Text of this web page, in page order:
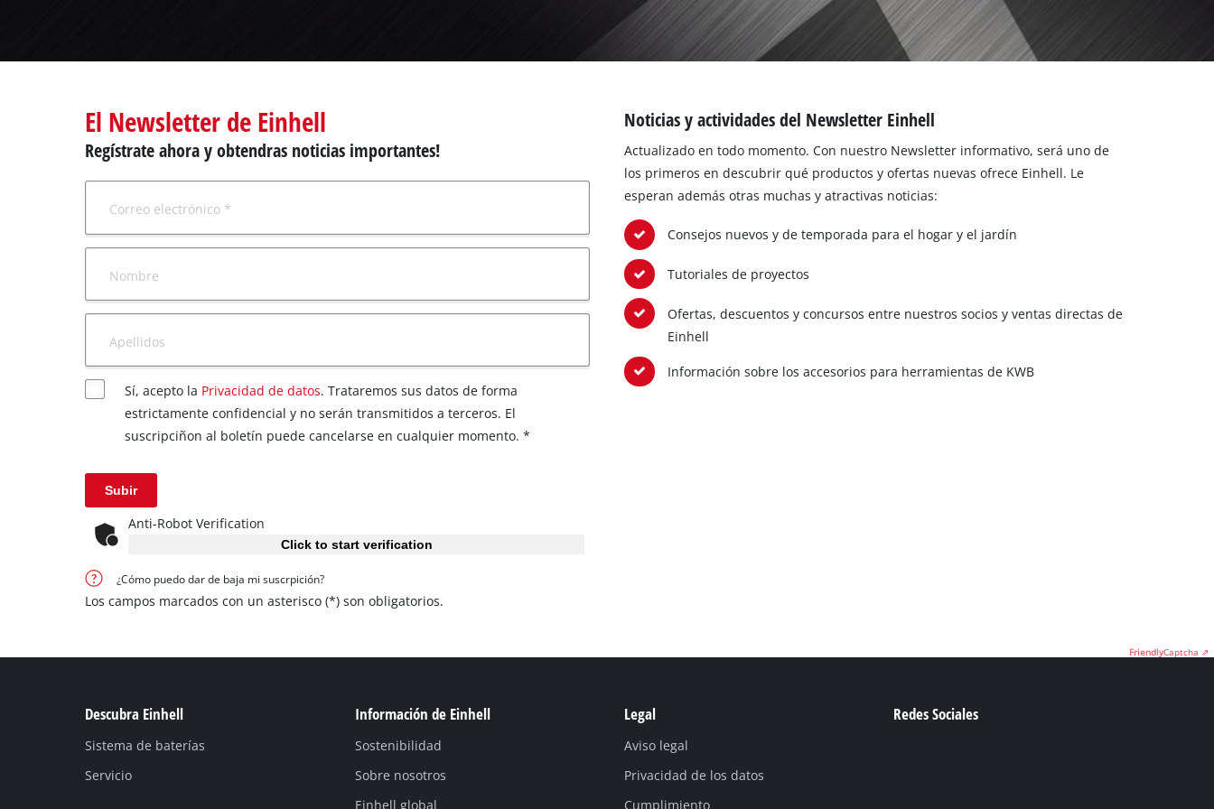
Aspiradoras de húmedo/seco
Impacto destornilladores
El Newsletter de Einhell
Regístrate ahora y obtendras noticias importantes!
Correo electrónico *
Nombre
Apellidos
Sí, acepto la Privacidad de datos. Trataremos sus datos de forma
estrictamente confidencial y no serán transmitidos a terceros. El
suscripciñon al boletín puede cancelarse en cualquier momento. *
Subir
Anti-Robot Verification
Click to start verification
FriendlyCaptcha ⇗
¿Cómo puedo dar de baja mi suscrpición?
Los campos marcados con un asterisco (*) son obligatorios.
Noticias y actividades del Newsletter Einhell
Actualizado en todo momento. Con nuestro Newsletter informativo, será uno de
los primeros en descubrir qué productos y ofertas nuevas ofrece Einhell. Le
esperan además otras muchas y atractivas noticias:
Consejos nuevos y de temporada para el hogar y el jardín
Tutoriales de proyectos
Ofertas, descuentos y concursos entre nuestros socios y ventas directas de
Einhell
Información sobre los accesorios para herramientas de KWB
Descubra Einhell
Sistema de baterías
Servicio
Información de Einhell
Sostenibilidad
Sobre nosotros
Einhell global
Legal
Aviso legal
Privacidad de los datos
Cumplimiento
Redes Sociales